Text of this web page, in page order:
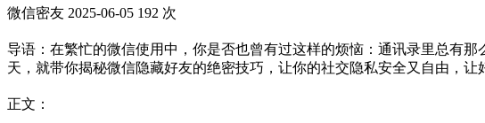
微信密友 2025-06-05 192 次
导语：在繁忙的微信使用中，你是否也曾有过这样的烦恼：通讯录里总有
天，就带你揭秘微信隐藏好友的绝密技巧，让你的社交隐私安全又自由，让
正文：